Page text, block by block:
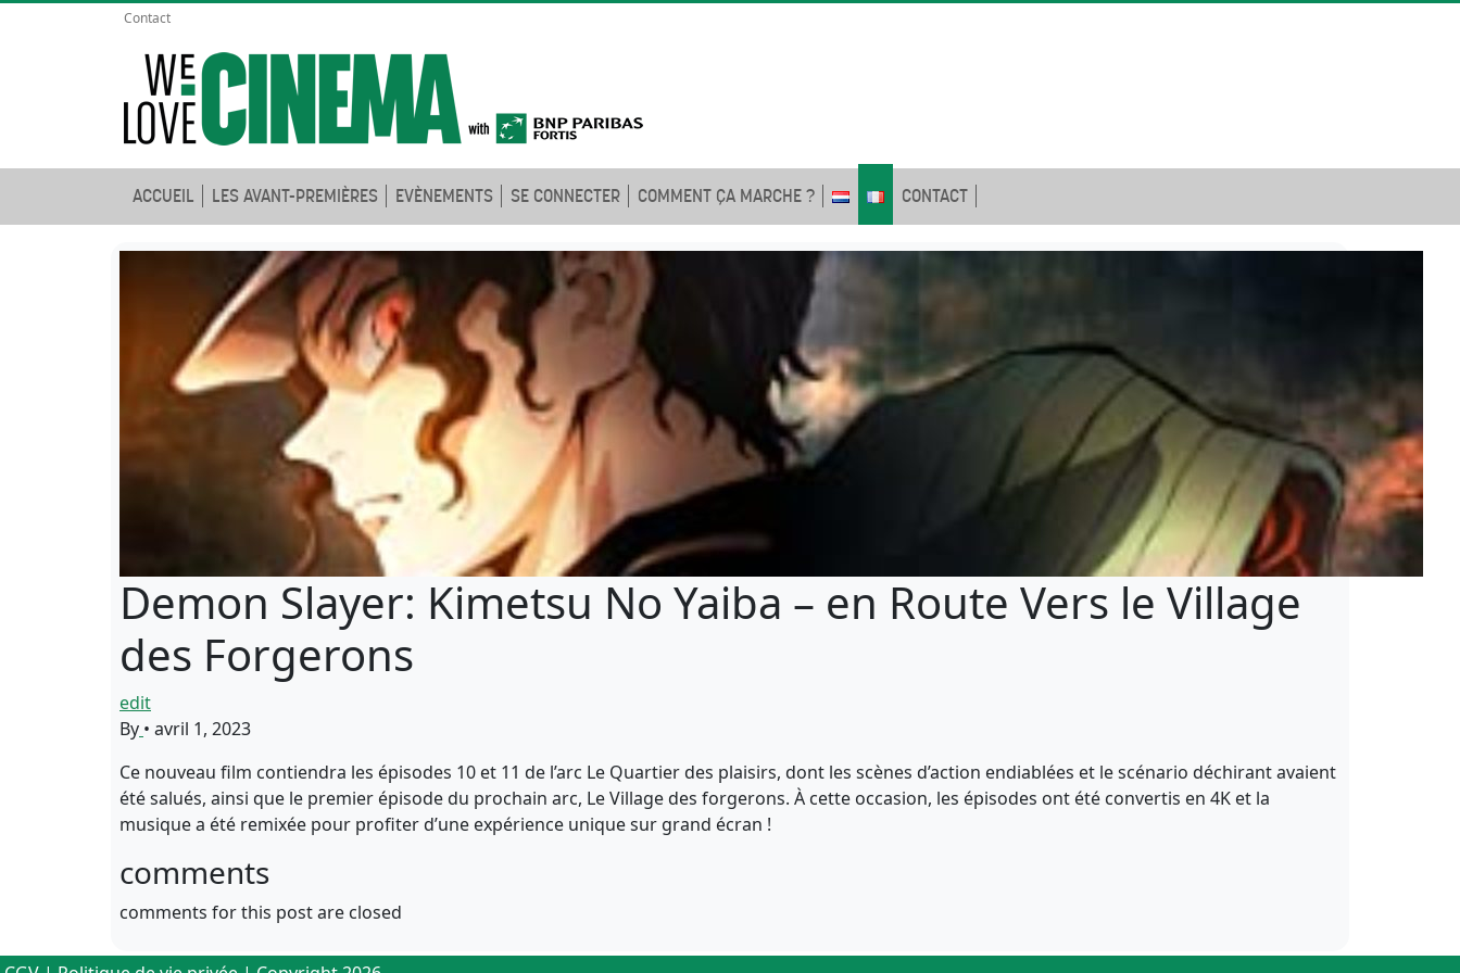
Contact
ACCUEIL LES AVANT-PREMIÈRES EVÈNEMENTS SE CONNECTER COMMENT ÇA MARCHE ? CONTACT
Demon Slayer: Kimetsu No Yaiba – en Route Vers le Village
des Forgerons
edit
By • avril 1, 2023
Ce nouveau film contiendra les épisodes 10 et 11 de l’arc Le Quartier des plaisirs, dont les scènes d’action endiablées et le scénario déchirant avaient
été salués, ainsi que le premier épisode du prochain arc, Le Village des forgerons. À cette occasion, les épisodes ont été convertis en 4K et la
musique a été remixée pour profiter d’une expérience unique sur grand écran !
comments
comments for this post are closed